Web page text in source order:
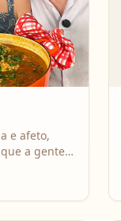
e afeto,
a gente
da
o frango